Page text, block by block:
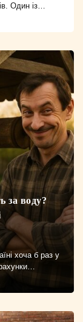
Один із…
за воду?
хоча б раз у